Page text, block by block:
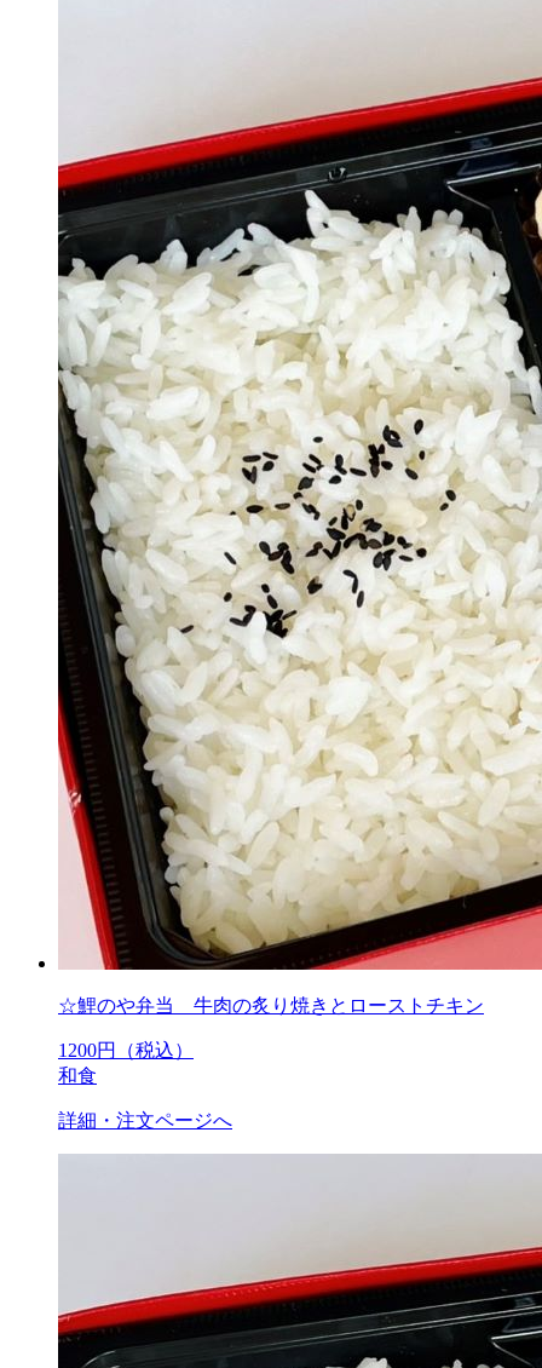
☆鯉のや弁当 牛肉の炙り焼きとローストチキン
1200円（税込）
和食
詳細・注文ページへ